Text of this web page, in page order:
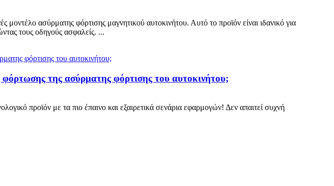
ασύρματης φόρτισης μαγνητικού αυτοκινήτου. Αυτό το προϊόν είναι ιδανικό για
τους οδηγούς ασφαλείς. ...
της ασύρματης φόρτισης του αυτοκινήτου;
προϊόν με τα πιο έπαινο και εξαιρετικά σενάρια εφαρμογών! Δεν απαιτεί συχνή